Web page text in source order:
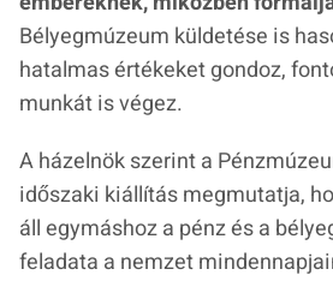
Bélyegmúzeum küldetése is
hatalmas értékeket gondoz,
munkát is végez.
A házelnök szerint a
időszaki kiállítás megmutatja,
áll egymáshoz a pénz és a
feladata a nemzet